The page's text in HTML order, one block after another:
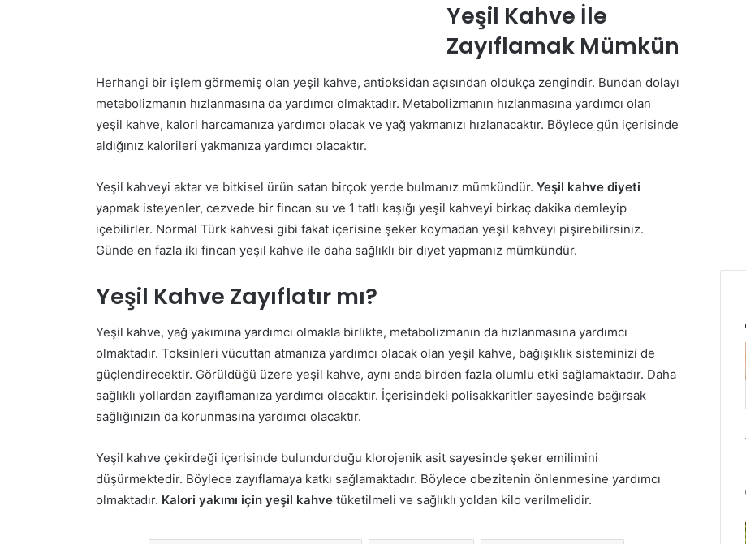
Yeşil Kahve İle
Zayıflamak Mümkün
Herhangi bir işlem görmemiş olan yeşil kahve, antioksidan açısından oldukça zengindir. Bundan dolayı
metabolizmanın hızlanmasına da yardımcı olmaktadır. Metabolizmanın hızlanmasına yardımcı olan
yeşil kahve, kalori harcamanıza yardımcı olacak ve yağ yakmanızı hızlanacaktır. Böylece gün içerisinde
aldığınız kalorileri yakmanıza yardımcı olacaktır.
Yeşil kahveyi aktar ve bitkisel ürün satan birçok yerde bulmanız mümkündür. Yeşil kahve diyeti
yapmak isteyenler, cezvede bir fincan su ve 1 tatlı kaşığı yeşil kahveyi birkaç dakika demleyip
içebilirler. Normal Türk kahvesi gibi fakat içerisine şeker koymadan yeşil kahveyi pişirebilirsiniz.
Günde en fazla iki fincan yeşil kahve ile daha sağlıklı bir diyet yapmanız mümkündür.
Yeşil Kahve Zayıflatır mı?
Yeşil kahve, yağ yakımına yardımcı olmakla birlikte, metabolizmanın da hızlanmasına yardımcı
olmaktadır. Toksinleri vücuttan atmanıza yardımcı olacak olan yeşil kahve, bağışıklık sisteminizi de
güçlendirecektir. Görüldüğü üzere yeşil kahve, aynı anda birden fazla olumlu etki sağlamaktadır. Daha
sağlıklı yollardan zayıflamanıza yardımcı olacaktır. İçerisindeki polisakkaritler sayesinde bağırsak
sağlığınızın da korunmasına yardımcı olacaktır.
Yeşil kahve çekirdeği içerisinde bulundurduğu klorojenik asit sayesinde şeker emilimini
düşürmektedir. Böylece zayıflamaya katkı sağlamaktadır. Böylece obezitenin önlenmesine yardımcı
olmaktadır. Kalori yakımı için yeşil kahve tüketilmeli ve sağlıklı yoldan kilo verilmelidir.